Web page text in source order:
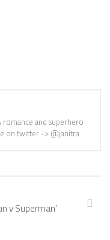
romance and superhero
on twitter -> @janitra
v Superman’